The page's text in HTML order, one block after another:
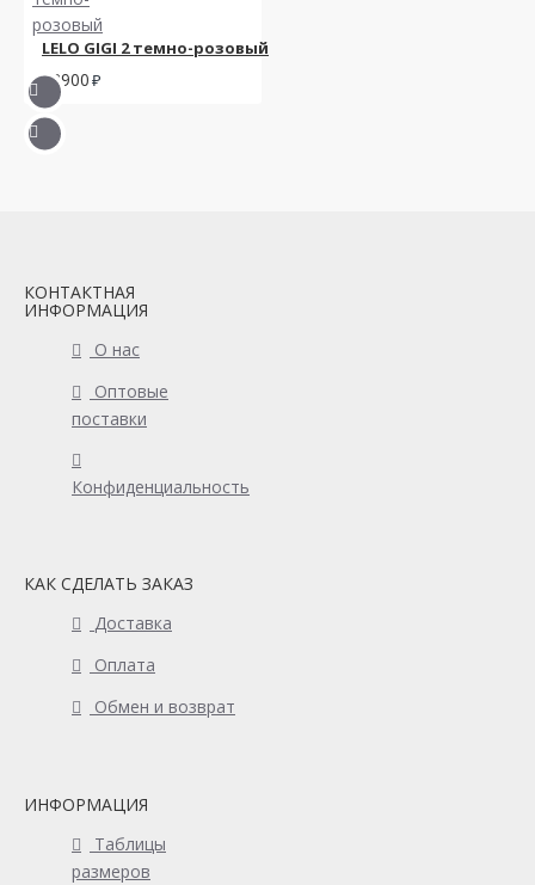
LELO GIGI 2 темно-розовый
12900
КОНТАКТНАЯ
ИНФОРМАЦИЯ
О нас
Оптовые
поставки
Конфиденциальность
КАК СДЕЛАТЬ ЗАКАЗ
Доставка
Оплата
Обмен и возврат
ИНФОРМАЦИЯ
Таблицы
размеров